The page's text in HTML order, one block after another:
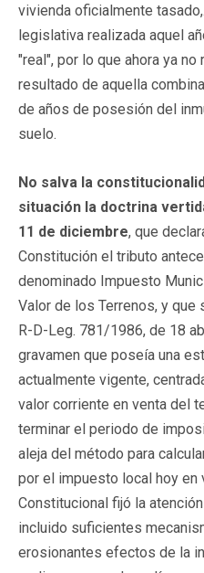
vivienda oficialmente
legislativa realizada aquel
"real", por lo que ahora ya
resultado de aquella
de años de posesión del
suelo.
No salva la
situación la doctrina
11 de diciembre, que
Constitución el tributo
denominado Impuesto
Valor de los Terrenos, y que
R-D-Leg. 781/1986, de 18
gravamen que poseía una
actualmente vigente,
valor corriente en venta del
terminar el periodo de
aleja del método para
por el impuesto local hoy en
Constitucional fijó la
incluido suficientes
erosionantes efectos de la